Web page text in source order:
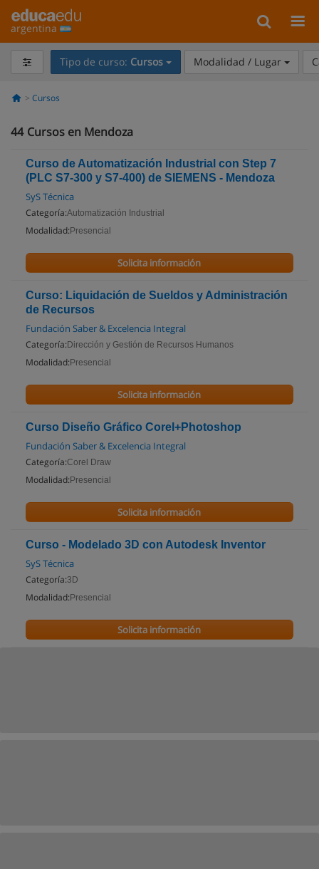
argentina
Tipo de curso: Cursos Modalidad / Lugar
Cursos
44 Cursos en Mendoza
Curso de Automatización Industrial con Step 7
(PLC S7-300 y S7-400) de SIEMENS - Mendoza
SyS Técnica
Categoría:Automatización Industrial
Modalidad: Presencial
Solicita información
Curso: Liquidación de Sueldos y Administración
de Recursos
Fundación Saber & Excelencia Integral
Categoría: Dirección y Gestión de Recursos Humanos
Modalidad: Presencial
Solicita información
Curso Diseño Gráfico Corel+Photoshop
Fundación Saber & Excelencia Integral
Categoría:Corel Draw
Modalidad: Presencial
Solicita información
Curso - Modelado 3D con Autodesk Inventor
SyS Técnica
Categoría:3D
Modalidad: Presencial
Solicita información